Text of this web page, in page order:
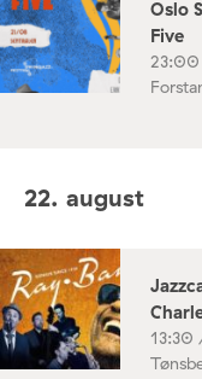
Oslo
Five
22. august
13:30